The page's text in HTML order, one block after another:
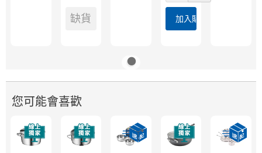
缺貨 加入購物車
您可能會喜歡